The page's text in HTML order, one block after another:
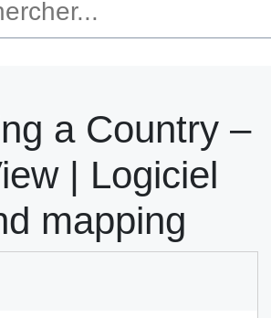
a Country –
| Logiciel
mapping